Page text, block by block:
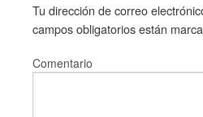
Tu dirección de correo
campos obligatorios están
Comentario